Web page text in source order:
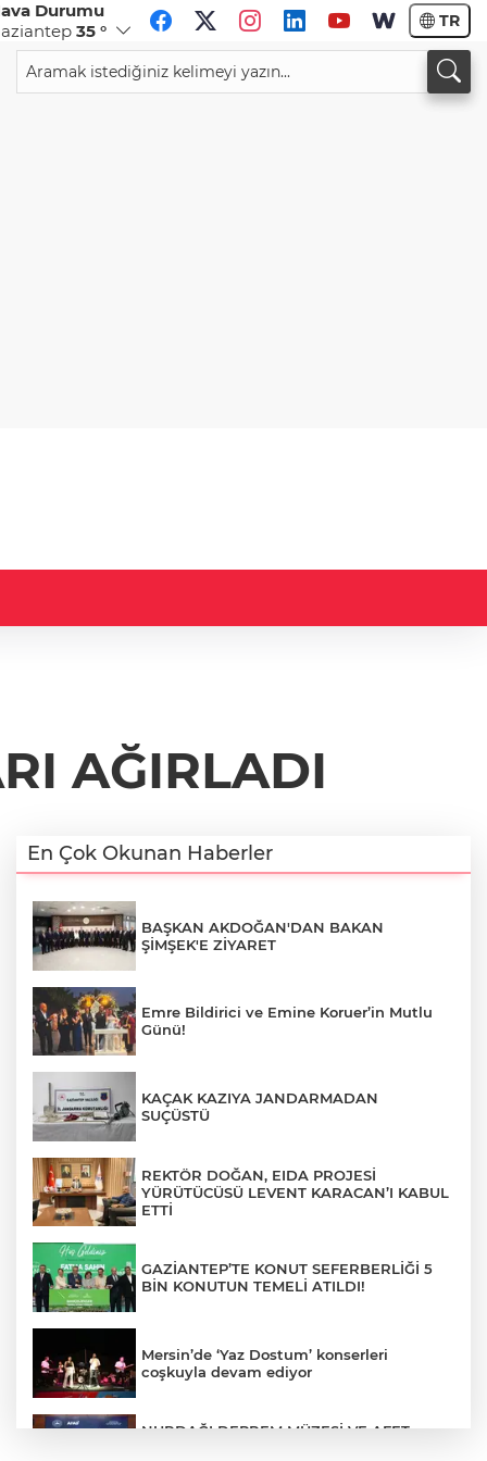
Durumu
35 ° TR
CHF
59,0083%0,82
34,1883
AĞIRLADI
En Çok Okunan Haberler
BAŞKAN AKDOĞAN'DAN BAKAN
ŞİMŞEK'E ZİYARET
Emre Bildirici ve Emine Koruer’in Mutlu
Günü!
KAÇAK KAZIYA JANDARMADAN
SUÇÜSTÜ
REKTÖR DOĞAN, EIDA PROJESİ
YÜRÜTÜCÜSÜ LEVENT KARACAN’I KABUL
ETTİ
GAZİANTEP’TE KONUT SEFERBERLİĞİ 5
BİN KONUTUN TEMELİ ATILDI!
Mersin’de ‘Yaz Dostum’ konserleri
coşkuyla devam ediyor
NURDAĞI DEPREM MÜZESİ VE AFET